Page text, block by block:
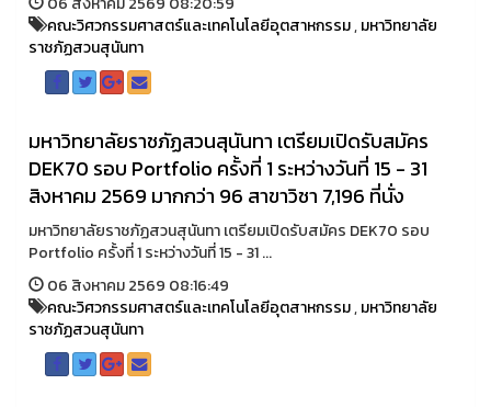
คณะวิศวกรรมศาสตร์และเทคโนโลยีอุตสาหกรรม,มหาวิทยาลัย
ราชภัฏสวนสุนันทา
มหาวิทยาลัยราชภัฏสวนสุนันทา เตรียมเปิดรับสมัคร
DEK70 รอบ Portfolio ครั้งที่ 1 ระหว่างวันที่ 15 - 31
สิงหาคม 2569 มากกว่า 96 สาขาวิชา 7,196 ที่นั่ง
มหาวิทยาลัยราชภัฏสวนสุนันทา เตรียมเปิดรับสมัคร DEK70 รอบ
Portfolio ครั้งที่ 1 ระหว่างวันที่ 15 - 31 ...
06 สิงหาคม 2569 08:16:49
คณะวิศวกรรมศาสตร์และเทคโนโลยีอุตสาหกรรม,มหาวิทยาลัย
ราชภัฏสวนสุนันทา